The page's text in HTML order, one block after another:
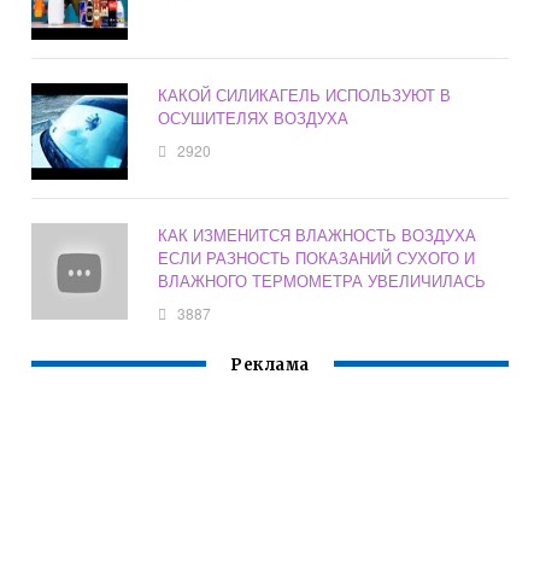
КАКОЙ СИЛИКАГЕЛЬ ИСПОЛЬЗУЮТ В
ОСУШИТЕЛЯХ ВОЗДУХА
2920
КАК ИЗМЕНИТСЯ ВЛАЖНОСТЬ ВОЗДУХА
ЕСЛИ РАЗНОСТЬ ПОКАЗАНИЙ СУХОГО И
ВЛАЖНОГО ТЕРМОМЕТРА УВЕЛИЧИЛАСЬ
3887
Реклама